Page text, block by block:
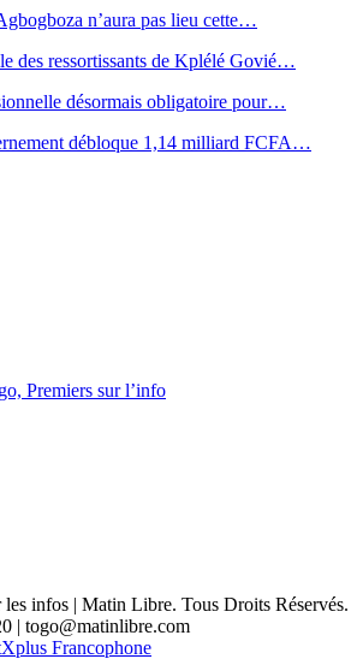
n’aura pas lieu cette…
des ressortissants de Kplélé Govié…
désormais obligatoire pour…
débloque 1,14 milliard FCFA…
Premiers sur l’info
infos | Matin Libre. Tous Droits Réservés.
| togo@matinlibre.com
Francophone